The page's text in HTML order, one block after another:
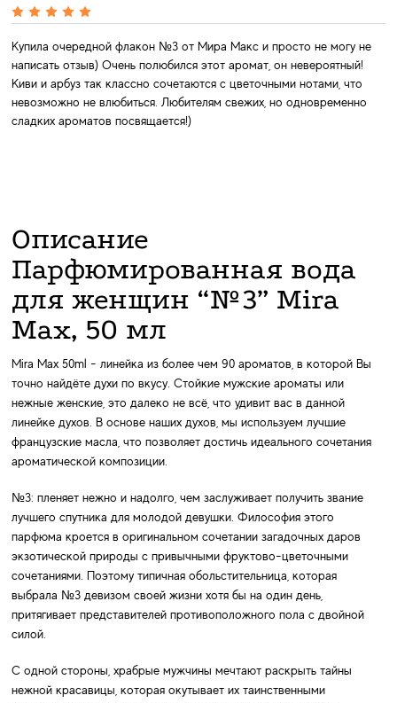
Купила очередной флакон №3 от Мира Макс и просто не могу не
написать отзыв) Очень полюбился этот аромат, он невероятный!
Киви и арбуз так классно сочетаются с цветочными нотами, что
невозможно не влюбиться. Любителям свежих, но одновременно
сладких ароматов посвящается!)
Описание
Парфюмированная вода
для женщин “№3” Mira
Max, 50 мл
Mira Max 50ml - линейка из более чем 90 ароматов, в которой Вы
точно найдёте духи по вкусу. Стойкие мужские ароматы или
нежные женские, это далеко не всё, что удивит вас в данной
линейке духов. В основе наших духов, мы используем лучшие
французские масла, что позволяет достичь идеального сочетания
ароматической композиции.
№3: пленяет нежно и надолго, чем заслуживает получить звание
лучшего спутника для молодой девушки. Философия этого
парфюма кроется в оригинальном сочетании загадочных даров
экзотической природы с привычными фруктово-цветочными
сочетаниями. Поэтому типичная обольстительница, которая
выбрала №3 девизом своей жизни хотя бы на один день,
притягивает представителей противоположного пола с двойной
силой.
С одной стороны, храбрые мужчины мечтают раскрыть тайны
нежной красавицы, которая окутывает их таинственными